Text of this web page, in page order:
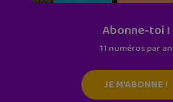
Abonne-toi !
11 numéros par an
JE M'ABONNE !